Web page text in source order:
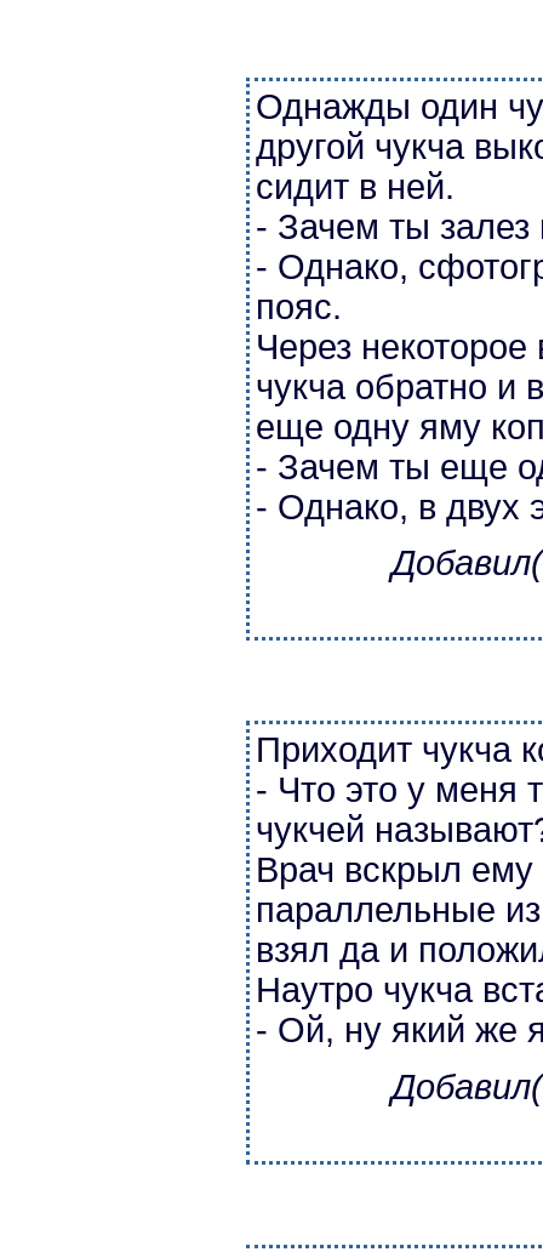
Однажды один
другой чукча
сидит в ней.
- Зачем ты залез
- Однако,
пояс.
Через
чукча обратно и
еще одну яму
- Зачем ты еще
- Однако, в двух
Приходит чукча
- Что это у меня
чукчей
Врач вскрыл
параллельные
взял да и
Наутро чукча
- Ой, ну який же